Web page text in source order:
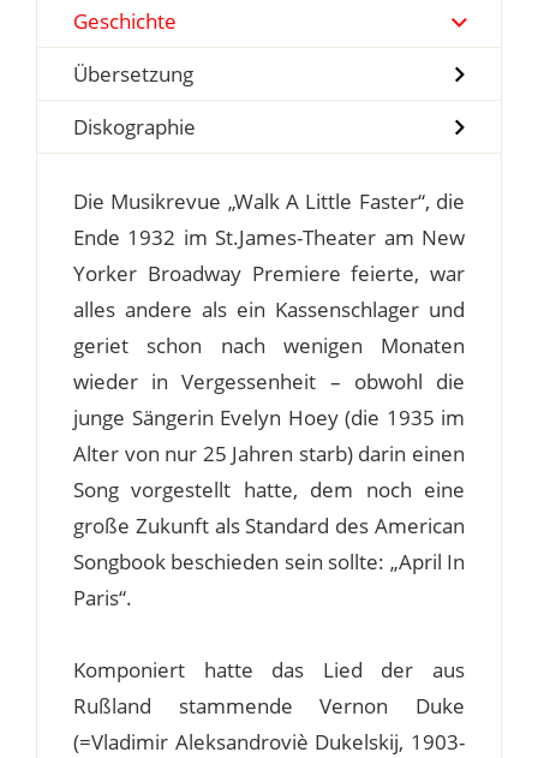
Geschichte
Übersetzung
Diskographie
Die Musikrevue „Walk A Little Faster“, die
Ende 1932 im St.James-Theater am New
Yorker Broadway Premiere feierte, war
alles andere als ein Kassenschlager und
geriet schon nach wenigen Monaten
wieder in Vergessenheit – obwohl die
junge Sängerin Evelyn Hoey (die 1935 im
Alter von nur 25 Jahren starb) darin einen
Song vorgestellt hatte, dem noch eine
große Zukunft als Standard des American
Songbook beschieden sein sollte: „April In
Paris“.
Komponiert hatte das Lied der aus
Rußland stammende Vernon Duke
(=Vladimir Aleksandroviè Dukelskij, 1903-